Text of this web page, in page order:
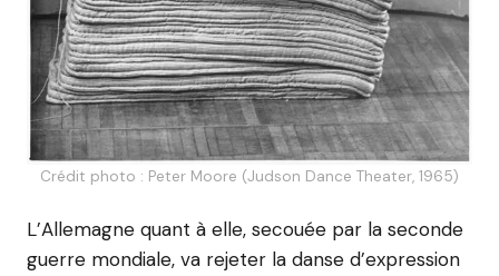
Crédit photo : Peter Moore (Judson Dance Theater, 1965)
L’Allemagne quant à elle, secouée par la seconde
guerre mondiale, va rejeter la danse d’expression